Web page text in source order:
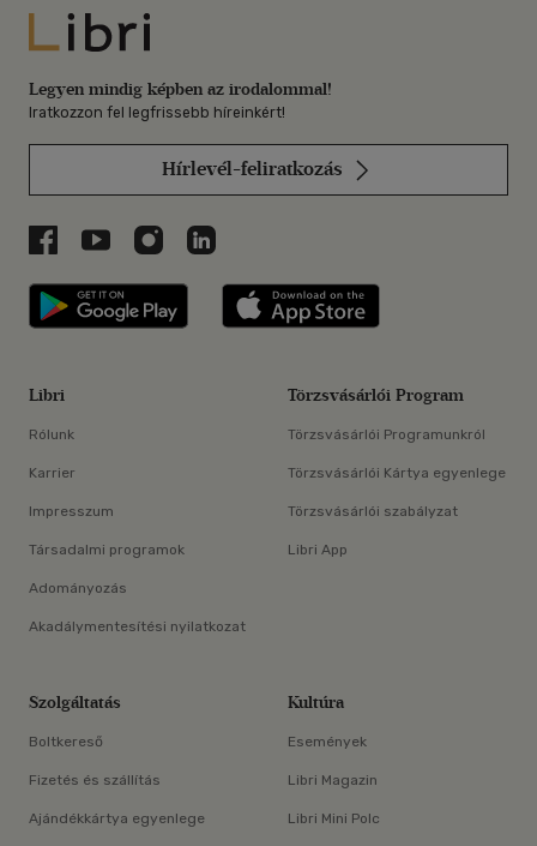
Libri
Legyen mindig képben az irodalommal!
Iratkozzon fel legfrissebb híreinkért!
Hírlevél-feliratkozás
Libri a Facebookon
Libri a Youtube-on
Libri az Instagramon
Libri a LinkedInen
Libri applikáció Szerezd meg: Google
Libri
Rólunk
Karrier
Impresszum
Társadalmi programok
Adományozás
Akadálymentesítési nyilatkozat
Törzsvásárlói Program
Törzsvásárlói Programunkról
Törzsvásárlói Kártya egyenlege
Törzsvásárlói szabályzat
Libri App
Szolgáltatás
Boltkereső
Fizetés és szállítás
Ajándékkártya egyenlege
Kultúra
Események
Libri Magazin
Libri Mini Polc